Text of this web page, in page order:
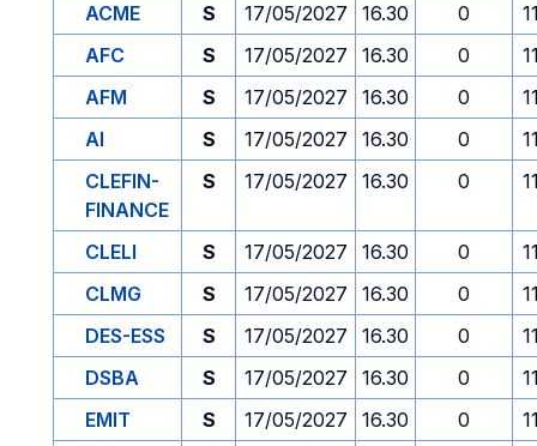
ACME
S 17/05/2027 16.30 0
AFC
S 17/05/2027 16.30 0
AFM
S 17/05/2027 16.30 0
AI
S 17/05/2027 16.30 0
CLEFIN-
FINANCE
S 17/05/2027 16.30 0
CLELI S 17/05/2027 16.30 0
CLMG
S 17/05/2027 16.30 0
DES-ESS
S 17/05/2027 16.30 0
DSBA
S 17/05/2027 16.30 0
EMIT
S 17/05/2027 16.30 0